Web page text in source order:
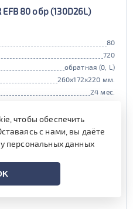
EFB 80 обр (130D26L)
80
720
обратная (0, L)
260x172x220 мм.
24 мес.
при обмене старой АКБ
аналогичного типоразмера
19 990 руб.
чтобы обеспечить
с нами, вы даёте
персональных данных